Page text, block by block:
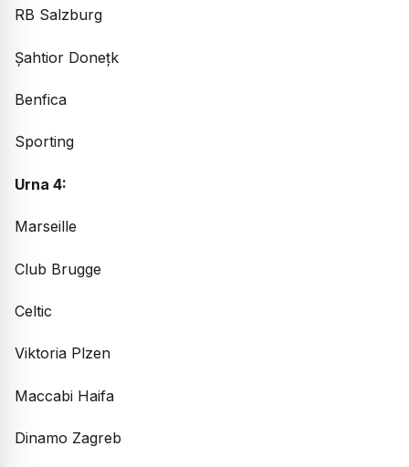
RB Salzburg
Șahtior Donețk
Benfica
Sporting
Urna 4:
Marseille
Club Brugge
Celtic
Viktoria Plzen
Maccabi Haifa
Dinamo Zagreb